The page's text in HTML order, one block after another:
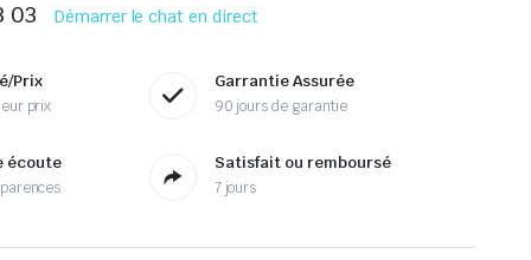
03 Démarrer le chat en direct
Prix
prix
Garrantie Assurée
90 jours de garantie
écoute Satisfait ou remboursé
7 jours